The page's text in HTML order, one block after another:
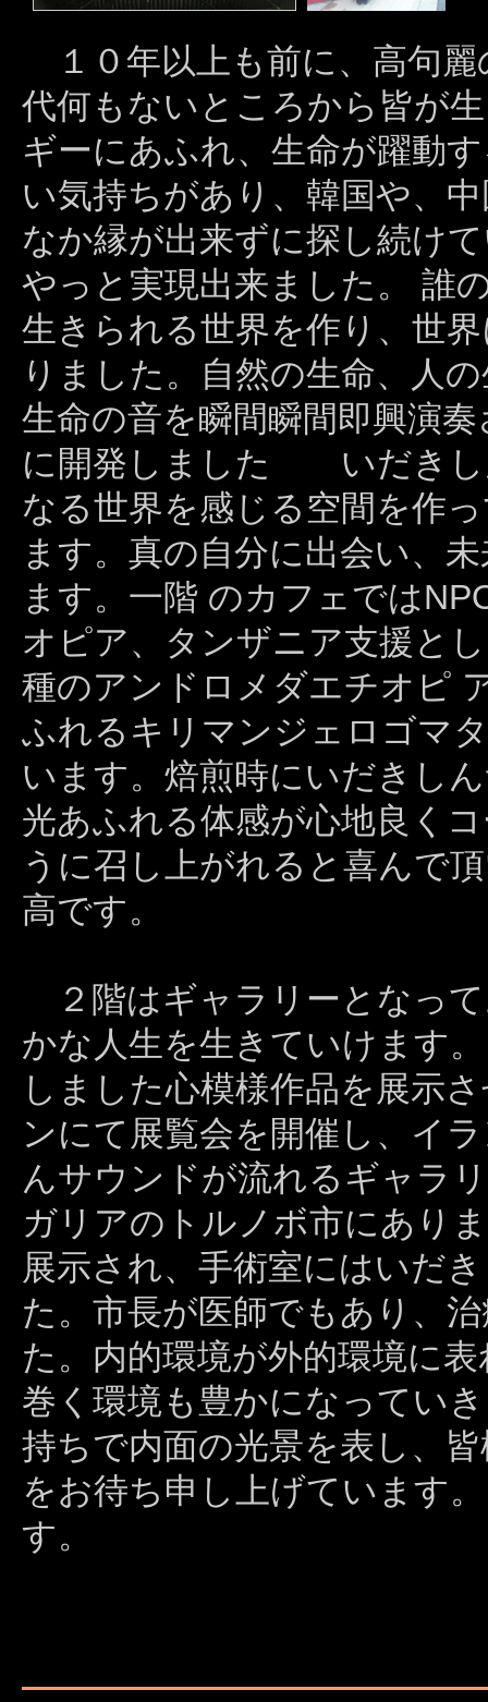
１０年以上も前に、高句
代何もないところから皆が
ギーにあふれ、生命が躍動
い気持ちがあり、韓国や、
なか縁が出来ずに探し続け
やっと実現出来ました。 誰
生きられる世界を作り、世
りました。自然の生命、人
生命の音を瞬間瞬間即興演
に開発しました いだきし
なる世界を感じる空間を作
ます。真の自分に出会い、
ます。一階 のカフェでは
オピア、タンザニア支援と
種のアンドロメダエチオピ
ふれるキリマンジェロゴマ
います。焙煎時にいだきし
光あふれる体感が心地良く
うに召し上がれると喜んで
高です。
２階はギャラリーとなっ
かな人生を生きていけます
しました心模様作品を展示
ンにて展覧会を開催し、イ
んサウンドが流れるギャラ
ガリアのトルノボ市にあり
展示され、手術室にはいだ
た。市長が医師でもあり、
た。内的環境が外的環境に
巻く環境も豊かになってい
持ちで内面の光景を表し、
をお待ち申し上げています
す。